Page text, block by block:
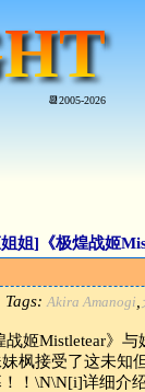
📆2005-2026
姐]《极煌战姬
Tags: Akira Amanogi
姬Mistletear》
枫接受了这未知
！\N\N[i]详细介